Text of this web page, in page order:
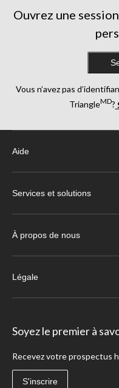
Ouvrez une
Vous n’avez pas
TriangleMD?
Aide
Services et solutions
À propos de nous
Légale
Soyez le premier à
Recevez votre prospectus
S'inscrire